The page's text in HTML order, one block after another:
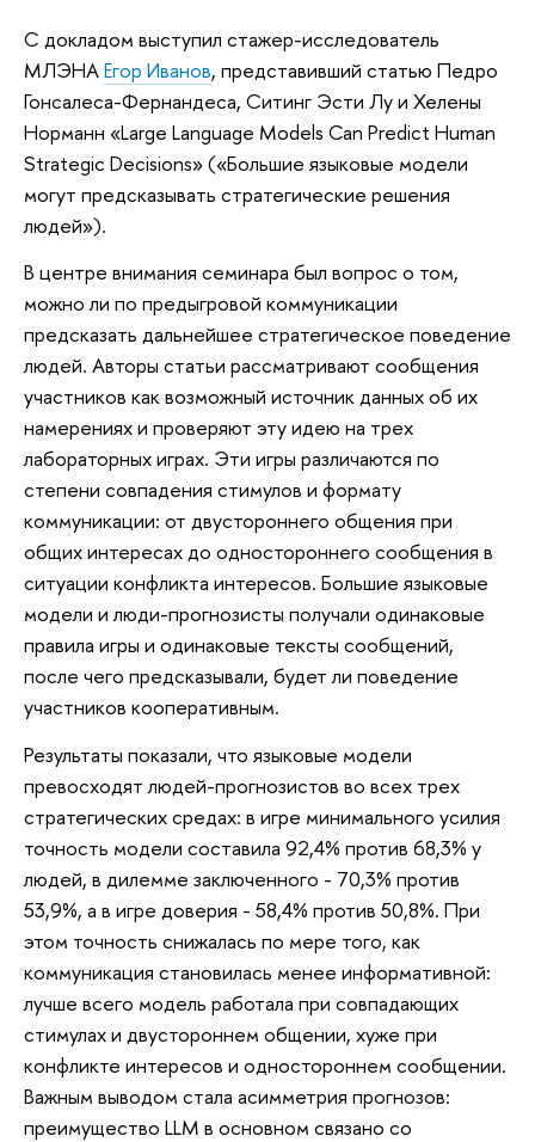
С докладом выступил стажер-исследователь
МЛЭНАЕгор Иванов, представивший статью Педро
Гонсалеса-Фернандеса, Ситинг Эсти Лу и Хелены
Норманн «Large Language Models Can Predict Human
Strategic Decisions» («Большие языковые модели
могут предсказывать стратегические решения
людей»).
В центре внимания семинара был вопрос о том,
можно ли по предыгровой коммуникации
предсказать дальнейшее стратегическое поведение
людей. Авторы статьи рассматривают сообщения
участников как возможный источник данных об их
намерениях и проверяют эту идею на трех
лабораторных играх. Эти игры различаются по
степени совпадения стимулов и формату
коммуникации: от двустороннего общения при
общих интересах до одностороннего сообщения в
ситуации конфликта интересов. Большие языковые
модели и люди-прогнозисты получали одинаковые
правила игры и одинаковые тексты сообщений,
после чего предсказывали, будет ли поведение
участников кооперативным.
Результаты показали, что языковые модели
превосходят людей-прогнозистов во всех трех
стратегических средах: в игре минимального усилия
точность модели составила 92,4% против 68,3% у
людей, в дилемме заключенного - 70,3% против
53,9%, а в игре доверия - 58,4% против 50,8%. При
этом точность снижалась по мере того, как
коммуникация становилась менее информативной:
лучше всего модель работала при совпадающих
стимулах и двустороннем общении, хуже при
конфликте интересов и одностороннем сообщении.
Важным выводом стала асимметрия прогнозов:
преимущество LLM в основном связано со